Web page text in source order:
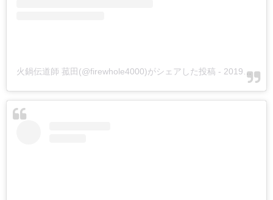
火鍋伝道師 菰田(@firewhole4000)がシェアした投稿 - 2019年 4月月30日午前12時48分PDT